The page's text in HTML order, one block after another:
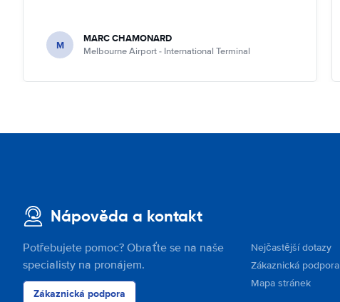
M MARC CHAMONARD
Melbourne Airport - International Terminal
Nápověda a kontakt
Potřebujete pomoc? Obraťte se na naše
specialisty na pronájem.
Zákaznická podpora
Nejčastější dotazy
Zákaznická podpora
Mapa stránek